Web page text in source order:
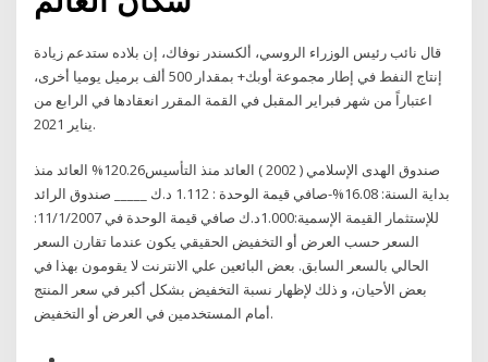
قال نائب رئيس الوزراء الروسي، ألكسندر نوفاك، إن بلاده ستدعم زيادة
إنتاج النفط في إطار مجموعة أوبك+ بمقدار 500 ألف برميل يوميا أخرى،
اعتباراً من شهر فبراير المقبل في القمة المقرر انعقادها في الرابع من
يناير 2021.
صندوق الهدى الإسلامي ( 2002 ) العائد منذ التأسيس120.26% العائد منذ
بداية السنة: 16.08%-صافي قيمة الوحدة : 1.112 د.ك _____ صندوق الرائد
للإستثمار القيمة الإسمية:1.000د.ك صافي قيمة الوحدة في 11/1/2007:
السعر حسب العرض أو التخفيض الحقيقي يكون عندما تقارن السعر
الحالي بالسعر السابق. بعض البائعين علي الانترنت لا يقومون بهذا في
بعض الأحيان، و ذلك لإظهار نسبة التخفيض بشكل أكبر في سعر المنتج
أمام المستخدمين في العرض أو التخفيض.